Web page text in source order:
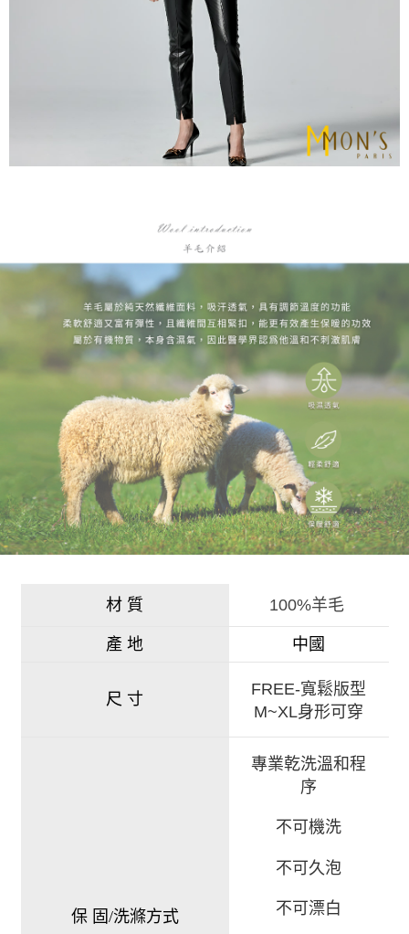
材 質 100%羊毛
產 地 中國
尺 寸
FREE-寬鬆版型
M~XL身形可穿
保 固/洗滌方式
專業乾洗溫和程
序
不可機洗
不可久泡
不可漂白